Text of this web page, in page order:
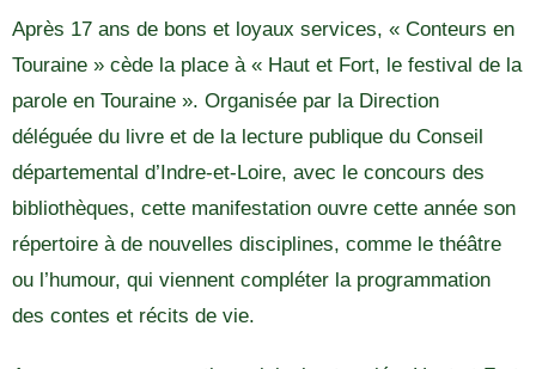
Après 17 ans de bons et loyaux services, « Conteurs en
Touraine » cède la place à « Haut et Fort, le festival de la
parole en Touraine ». Organisée par la Direction
déléguée du livre et de la lecture publique du Conseil
départemental d’Indre-et-Loire, avec le concours des
bibliothèques, cette manifestation ouvre cette année son
répertoire à de nouvelles disciplines, comme le théâtre
ou l’humour, qui viennent compléter la programmation
des contes et récits de vie.